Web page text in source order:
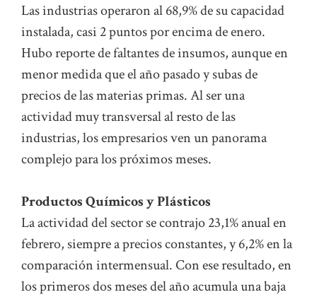
Las industrias operaron al 68,9% de su capacidad
instalada, casi 2 puntos por encima de enero.
Hubo reporte de faltantes de insumos, aunque en
menor medida que el año pasado y subas de
precios de las materias primas. Al ser una
actividad muy transversal al resto de las
industrias, los empresarios ven un panorama
complejo para los próximos meses.
Productos Químicos y Plásticos
La actividad del sector se contrajo 23,1% anual en
febrero, siempre a precios constantes, y 6,2% en la
comparación intermensual. Con ese resultado, en
los primeros dos meses del año acumula una baja